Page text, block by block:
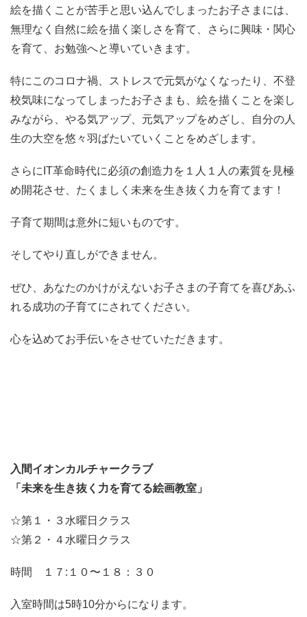
絵を描くことが苦手と思い込んでしまったお子さまには、
無理なく自然に絵を描く楽しさを育て、さらに興味・関心
を育て、お勉強へと導いていきます。
特にこのコロナ禍、ストレスで元気がなくなったり、不登
校気味になってしまったお子さまも、絵を描くことを楽し
みながら、やる気アップ、元気アップをめざし、自分の人
生の大空を悠々羽ばたいていくことをめざします。
さらにIT革命時代に必須の創造力を１人１人の素質を見極
め開花させ、たくましく未来を生き抜く力を育てます！
子育て期間は意外に短いものです。
そしてやり直しができません。
ぜひ、あなたのかけがえないお子さまの子育てを喜びあふ
れる成功の子育てにされてください。
心を込めてお手伝いをさせていただきます。
入間イオンカルチャークラブ
「未来を生き抜く力を育てる絵画教室」
☆第１・３水曜日クラス
☆第２・４水曜日クラス
時間 １７:１０〜１８：３０
入室時間は5時10分からになります。